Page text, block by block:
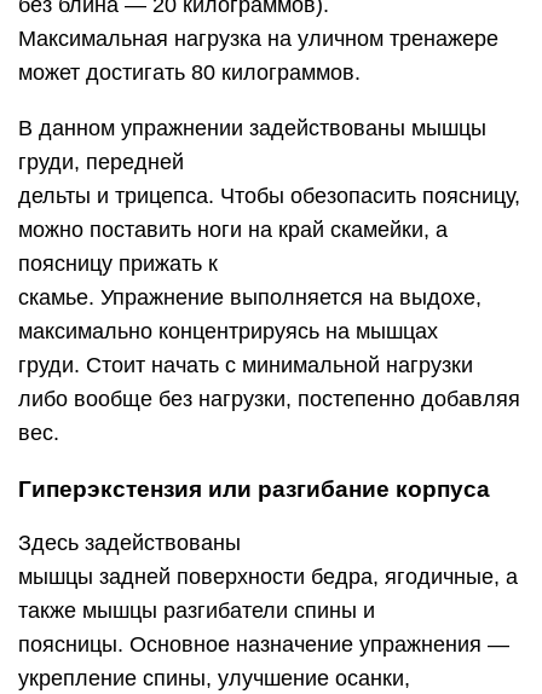
без блина — 20 килограммов).
Максимальная нагрузка на уличном тренажере
может достигать 80 килограммов.
В данном упражнении задействованы мышцы
груди, передней
дельты и трицепса. Чтобы обезопасить поясницу,
можно поставить ноги на край скамейки, а
поясницу прижать к
скамье. Упражнение выполняется на выдохе,
максимально концентрируясь на мышцах
груди. Стоит начать с минимальной нагрузки
либо вообще без нагрузки, постепенно добавляя
вес.
Гиперэкстензия или разгибание корпуса
Здесь задействованы
мышцы задней поверхности бедра, ягодичные, а
также мышцы разгибатели спины и
поясницы. Основное назначение упражнения —
укрепление спины, улучшение осанки,